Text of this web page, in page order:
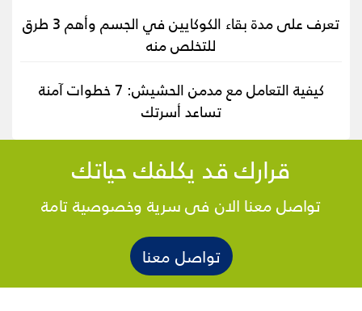
تعرف على مدة بقاء الكوكايين في الجسم وأهم 3 طرق
للتخلص منه
كيفية التعامل مع مدمن الحشيش: 7 خطوات آمنة
تساعد أسرتك
قرارك قد يكلفك حياتك
تواصل معنا الان فى سرية وخصوصية تامة
تواصل معنا